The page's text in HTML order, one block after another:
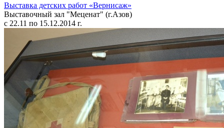
Выставка детских работ «Вернисаж»
Выставочный зал "Меценат" (г.Азов)
с 22.11 по 15.12.2014 г.